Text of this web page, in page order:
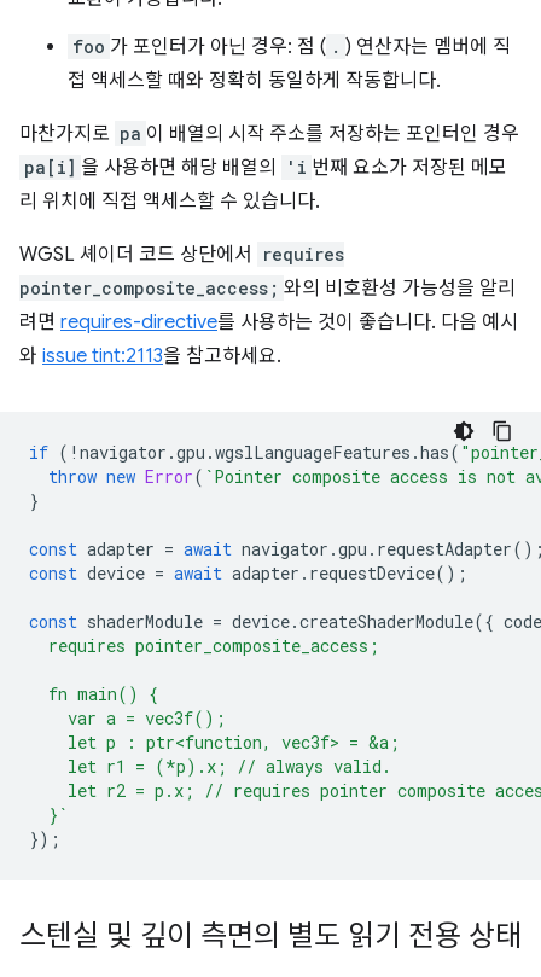
foo 가 포인터가 아닌 경우: 점 ( . ) 연산자는 멤버에 직
접 액세스할 때와 정확히 동일하게 작동합니다.
마찬가지로 pa 이 배열의 시작 주소를 저장하는 포인터인 경우
pa[i] 을 사용하면 해당 배열의 'i 번째 요소가 저장된 메모
리 위치에 직접 액세스할 수 있습니다.
WGSL 셰이더 코드 상단에서
requires
pointer_composite_access; 와의 비호환성 가능성을 알리
려면 requires-directive를 사용하는 것이 좋습니다. 다음 예시
와 issue tint:2113을 참고하세요.
if ( ! navigator .gpu .wgslLanguageFeatures .has(
throw new Error( `Pointer composite access is not
}
const adapter = await navigator .gpu . requestAdapter
const device = await adapter . requestDevice();
const shaderModule = device.createShaderModule({ code
  requires pointer_composite_access;
  fn main() {
    var a = vec3f();
    let p : ptr<function, vec3f> = &a;
    let r1 = (*p).x; // always valid.
let r2 = p.x; // requires pointer composite
  }`
});
스텐실 및 깊이 측면의 별도 읽기 전용 상태